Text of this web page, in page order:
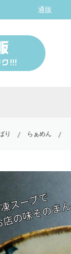
通販
り らぁめん